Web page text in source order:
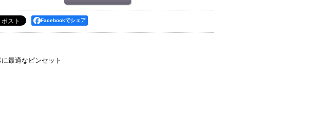
Facebookでシェア
最適なピンセット